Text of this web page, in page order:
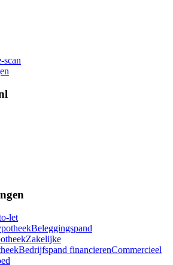
scan
let
Beleggingspand
Zakelijke
Bedrijfspand financierenCommercieel